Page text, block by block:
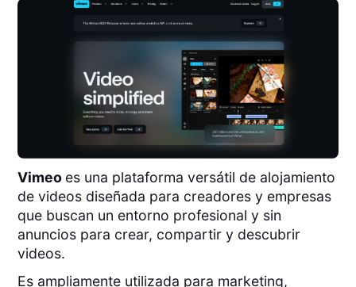
Vimeo es una plataforma versátil de alojamiento
de videos diseñada para creadores y empresas
que buscan un entorno profesional y sin
anuncios para crear, compartir y descubrir
videos.
Es ampliamente utilizada para marketing,